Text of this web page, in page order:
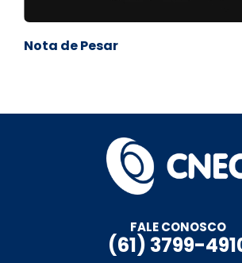
Nota de Pesar
FALE CONOSCO
(61) 3799-